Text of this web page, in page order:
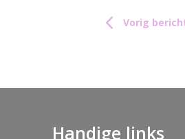
Vorig
Handige links